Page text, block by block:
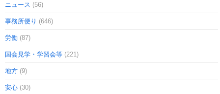
ニュース (56)
事務所便り (646)
労働 (87)
国会見学・学習会等 (221)
地方 (9)
安心 (30)